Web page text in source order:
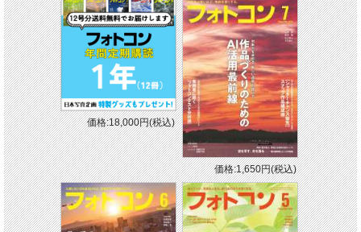
価格:18,000円(税込)
価格:1,650円(税込)